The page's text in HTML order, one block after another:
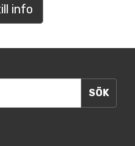
info